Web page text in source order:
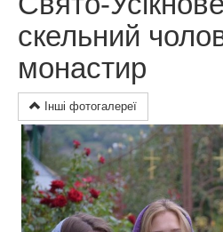
скельний
монастир
Інші фотогалереї